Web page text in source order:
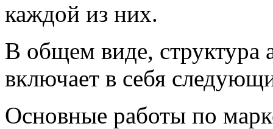
каждой из них.
В общем виде, структура
включает в себя
Основные работы по